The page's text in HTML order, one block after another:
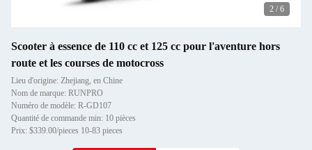
2 / 6
Scooter à essence de 110 cc et 125 cc pour l'aventure hors
route et les courses de motocross
Lieu d'origine: Zhejiang, en Chine
Nom de marque: RUNPRO
Numéro de modèle: R-GD107
Quantité de commande min: 10 pièces
Prix: $339.00/pieces 10-83 pieces